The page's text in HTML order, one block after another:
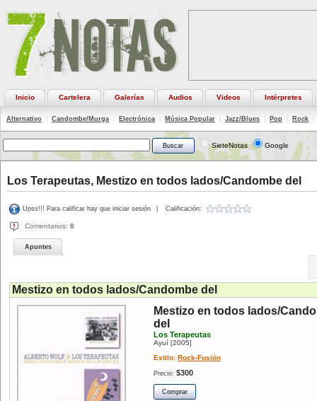
Inicio Cartelera Galerías Audios Videos Intérpretes
Alternativo Candombe/Murga Electrónica Música Popular Jazz/Blues Pop Rock
SieteNotas Google
Los Terapeutas, Mestizo en todos lados/Candombe del
Upss!!! Para calificar hay que iniciar sesión Calificación:
Comentarios: 0
Apuntes
Mestizo en todos lados/Candombe del
Mestizo en todos lados/
del
Los Terapeutas
Ayuí [2005]
Estilo: Rock-Fusión
Precio: $300